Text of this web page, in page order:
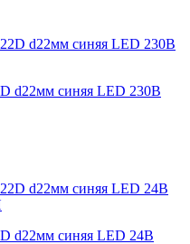
d22мм синяя LED 230В
d22мм синяя LED 24В